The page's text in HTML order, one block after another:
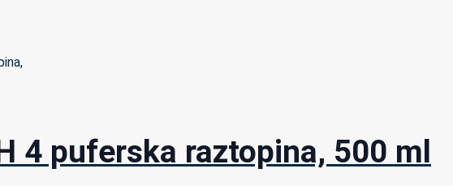
4 puferska raztopina, 500 ml